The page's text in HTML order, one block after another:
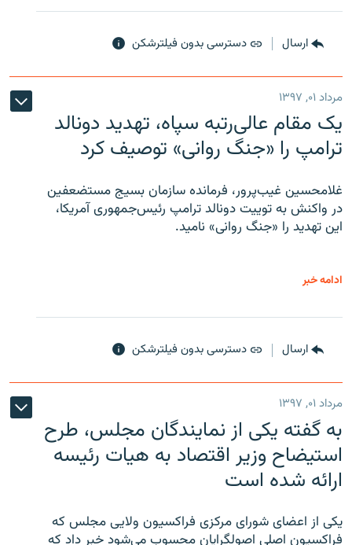
ارسال دسترسی بدون فیلترشکن
مرداد ۰۱, ۱۳۹۷
یک مقام عالی‌رتبه سپاه، تهدید دونالد
ترامپ را «جنگ روانی» توصیف کرد
غلامحسین غیب‌پرور، فرمانده سازمان بسیج مستضعفین
در واکنش به توییت دونالد ترامپ رئیس‌جمهوری آمریکا،
این تهدید را «جنگ روانی» نامید.
ادامه خبر
ارسال دسترسی بدون فیلترشکن
مرداد ۰۱, ۱۳۹۷
به گفته یکی از نمایندگان مجلس، طرح
استیضاح وزیر اقتصاد به هیات رئیسه
ارائه شده است
یکی از اعضای شورای مرکزی فراکسیون ولایی مجلس که
فراکسیون اصلی اصولگرایان محسوب می‌شود خبر داد که